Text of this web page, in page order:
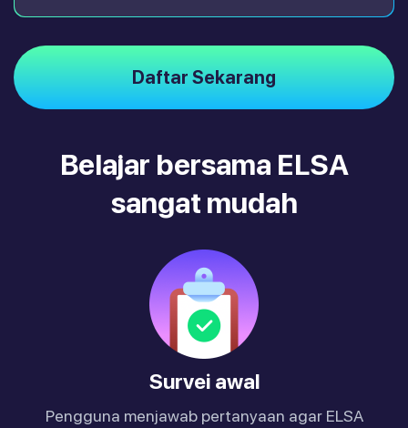
Daftar Sekarang
Belajar bersama ELSA
sangat mudah
Survei awal
Pengguna menjawab pertanyaan agar ELSA